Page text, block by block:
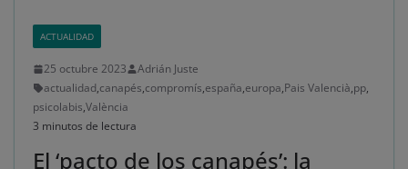
ACTUALIDAD
25 octubre 2023
Adrián Juste
actualidad,canapés,compromís,españa,europa,Pais Valencià,pp,
psicolabis,València
3 minutos de lectura
El ‘pacto de los canapés’: la